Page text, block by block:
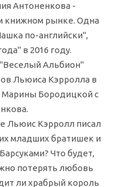
Антоненкова -
книжном рынке. Одна
по-английски",
в 2016 году.
Альбион"
Льюиса Кэрролла в
Марины Бородицкой с
Льюис Кэрролл писал
младших братишек и
Что будет,
потерять любовь
ли храбрый король